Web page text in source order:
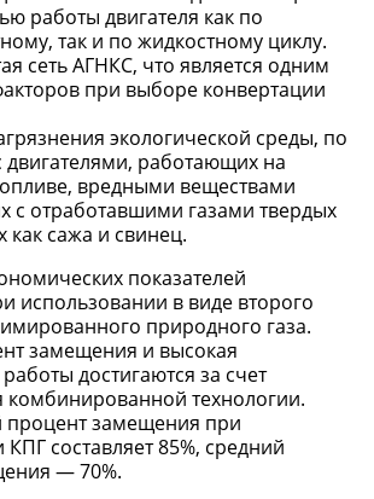
работы двигателя как по
так и по жидкостному циклу.
сеть АГНКС, что является одним
при выборе конвертации
экологической среды, по
двигателями, работающих на
вредными веществами
с отработавшими газами твердых
как сажа и свинец.
показателей
использовании в виде второго
природного газа.
замещения и высокая
достигаются за счет
комбинированной технологии.
замещения при
составляет 85%, средний
— 70%.